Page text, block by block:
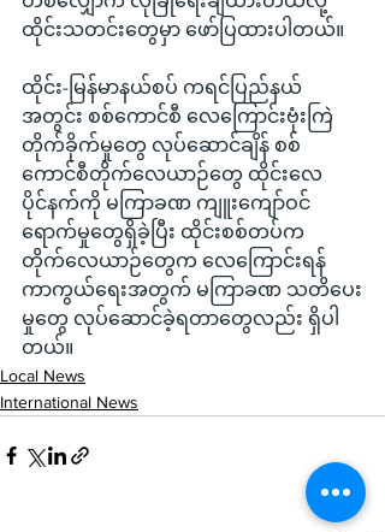
ထိုင်းသတင်းတွေမှာ ဖော်ပြထားပါတယ်။
ထိုင်း-မြန်မာနယ်စပ် ကရင်ပြည်နယ်
အတွင်း စစ်ကောင်စီ လေကြောင်းဗုံးကြဲ
တိုက်ခိုက်မှုတွေ လုပ်ဆောင်ချိန် စစ်
ကောင်စီတိုက်လေယာဉ်တွေ ထိုင်းလေ
ပိုင်နက်ကို မကြာခဏ ကျူးကျော်ဝင်
ရောက်မှုတွေရှိခဲ့ပြီး ထိုင်းစစ်တပ်က
တိုက်လေယာဉ်တွေက လေကြောင်းရန်
ကာကွယ်ရေးအတွက် မကြာခဏ သတိပေး
မှုတွေ လုပ်ဆောင်ခဲ့ရတာတွေလည်း ရှိပါ
တယ်။
Local News
International News